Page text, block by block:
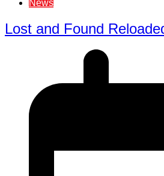
News
Lost and Found